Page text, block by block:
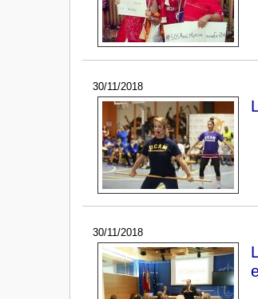
30/11/2018
30/11/2018